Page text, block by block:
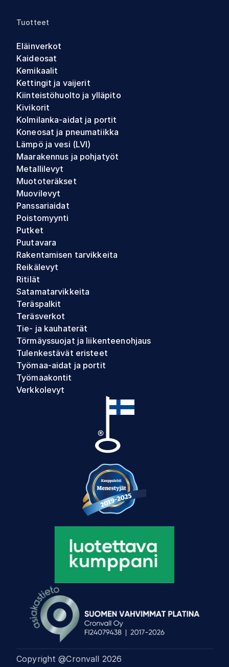
Tuotteet
Eläinverkot
Kaideosat
Kemikaalit
Kettingit ja vaijerit
Kiinteistöhuolto ja ylläpito
Kivikorit
Kolmilanka-aidat ja portit
Koneosat ja pneumatiikka
Lämpö ja vesi (LVI)
Maarakennus ja pohjatyöt
Metallilevyt
Muototeräkset
Muovilevyt
Panssariaidat
Poistomyynti
Putket
Puutavara
Rakentamisen tarvikkeita
Reikälevyt
Ritilät
Satamatarvikkeita
Teräspalkit
Teräsverkot
Tie- ja kauhaterät
Törmäyssuojat ja liikenteenohjaus
Tulenkestävät eristeet
Työmaa-aidat ja portit
Työmaakontit
Verkkolevyt
Copyright @Cronvall 2026